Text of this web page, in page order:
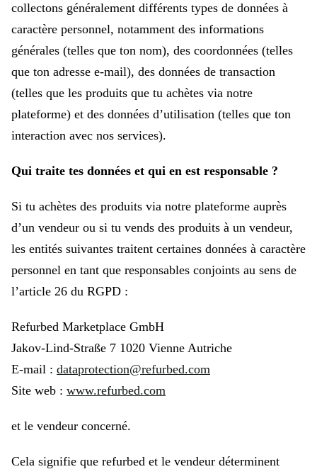
collectons généralement différents types de données à
caractère personnel, notamment des informations
générales (telles que ton nom), des coordonnées (telles
que ton adresse e-mail), des données de transaction
(telles que les produits que tu achètes via notre
plateforme) et des données d’utilisation (telles que ton
interaction avec nos services).
Qui traite tes données et qui en est responsable ?
Si tu achètes des produits via notre plateforme auprès
d’un vendeur ou si tu vends des produits à un vendeur,
les entités suivantes traitent certaines données à caractère
personnel en tant que responsables conjoints au sens de
l’article 26 du RGPD :
Refurbed Marketplace GmbH
Jakov-Lind-Straße 7 1020 Vienne Autriche
E-mail : dataprotection@refurbed.com
Site web : www.refurbed.com
et le vendeur concerné.
Cela signifie que refurbed et le vendeur déterminent